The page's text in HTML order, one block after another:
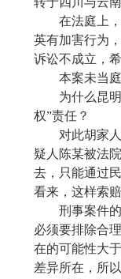
在法庭上，
英有加害行为
诉讼不成立，
本案未当庭
为什么昆明
权”责任？
对此胡家人
疑人陈某被法
去，只能通过
看来，这样索
刑事案件的
必须要排除合
在的可能性大
差异所在，所